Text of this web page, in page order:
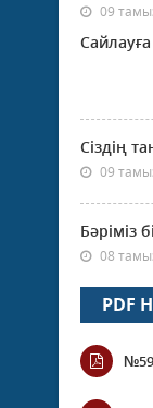
09
Сіздің
09
Бәріміз
08
PDF
№59